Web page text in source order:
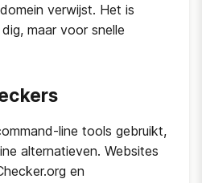
verwijst. Het is
maar voor snelle
line tools gebruikt,
alternatieven. Websites
en